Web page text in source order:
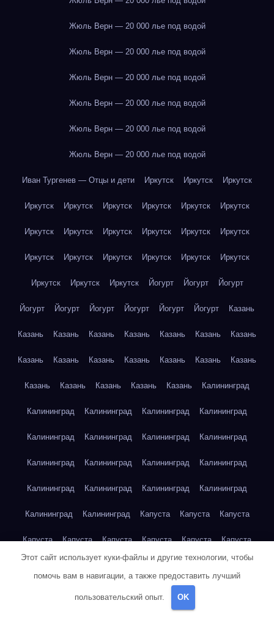
Жюль Верн — 20 000 лье под водой
Жюль Верн — 20 000 лье под водой
Жюль Верн — 20 000 лье под водой
Жюль Верн — 20 000 лье под водой
Жюль Верн — 20 000 лье под водой
Жюль Верн — 20 000 лье под водой
Иван Тургенев — Отцы и дети Иркутск Иркутск Иркутск
Иркутск Иркутск Иркутск Иркутск Иркутск Иркутск
Иркутск Иркутск Иркутск Иркутск Иркутск Иркутск
Иркутск Иркутск Иркутск Иркутск Иркутск Иркутск
Иркутск Иркутск Иркутск Йогурт Йогурт Йогурт
Йогурт Йогурт Йогурт Йогурт Йогурт Йогурт Казань
Казань Казань Казань Казань Казань Казань Казань
Казань Казань Казань Казань Казань Казань Казань
Казань Казань Казань Казань Казань Калининград
Калининград Калининград Калининград Калининград
Калининград Калининград Калининград Калининград
Калининград Калининград Калининград Калининград
Калининград Калининград Калининград Калининград
Калининград Калининград Капуста Капуста Капуста
Капуста Капуста Капуста Капуста Капуста Капуста
Этот сайт использует куки-файлы и другие технологии, чтобы
помочь вам в навигации, а также предоставить лучший
пользовательский опыт. OK